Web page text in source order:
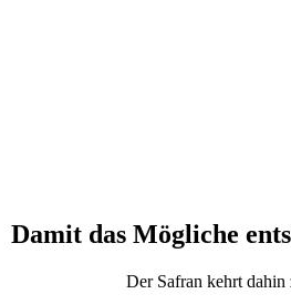
Damit das Mögliche
Der Safran kehrt